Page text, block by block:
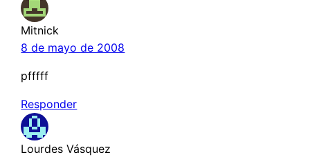
Mitnick
8 de mayo de 2008
pfffff
Responder
Lourdes Vásquez